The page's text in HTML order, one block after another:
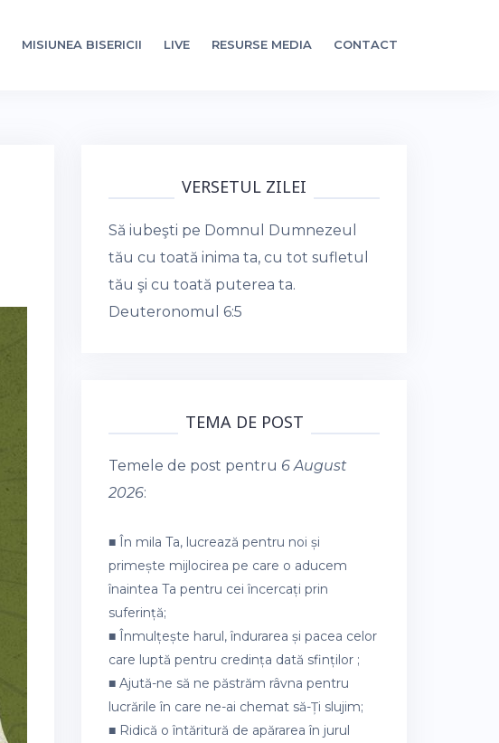
MISIUNEA BISERICII LIVE RESURSE MEDIA CONTACT
VERSETUL ZILEI
Să iubeşti pe Domnul Dumnezeul
tău cu toată inima ta, cu tot sufletul
tău şi cu toată puterea ta.
Deuteronomul 6:5
TEMA DE POST
Temele de post pentru 6 August
2026:
■ În mila Ta, lucrează pentru noi și
primește mijlocirea pe care o aducem
înaintea Ta pentru cei încercați prin
suferință;
■ Înmulțește harul, îndurarea și pacea celor
care luptă pentru credința dată sfinților ;
■ Ajută-ne să ne păstrăm râvna pentru
lucrările în care ne-ai chemat să-Ți slujim;
■ Ridică o întăritură de apărarea în jurul